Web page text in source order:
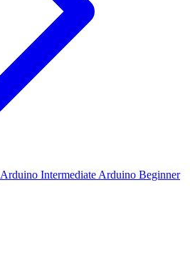
Arduino Intermediate Arduino Beginner